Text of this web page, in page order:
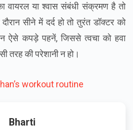
वायरल या श्वास संबंधी संक्रमण है तो
सीने में दर्द हो तो तुरंत डॉक्टर को
ऐसे कपड़े पहनें, जिससे त्वचा को हवा
तरह की परेशानी न हो।
workout routine
Bharti